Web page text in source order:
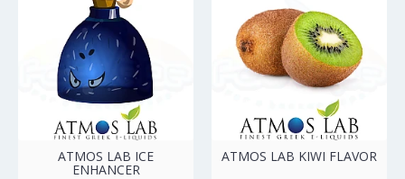
ATMOS LAB ICE
ENHANCER
ATMOS LAB KIWI FLAVOR